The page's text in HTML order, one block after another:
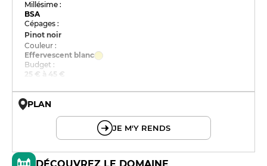
Millésime :
BSA
Cépages :
Pinot noir
Couleur :
Effervescent blanc
Budget :
25 € à 45 €
PLAN
JE M'Y RENDS